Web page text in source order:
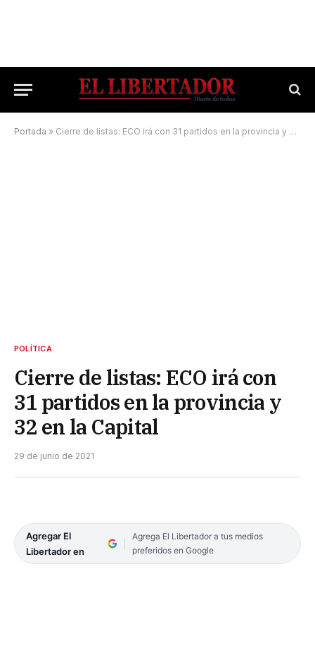
Portada » Cierre de listas: ECO irá con 31 partidos en la provincia y 32 en la Capital
POLÍTICA
Cierre de listas: ECO irá con
31 partidos en la provincia y
32 en la Capital
29 de junio de 2021
Agregar El
Libertador en
Agrega El Libertador a tus medios
preferidos en Google